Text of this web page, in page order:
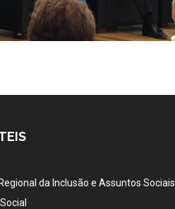
da Inclusão e Assuntos Sociais